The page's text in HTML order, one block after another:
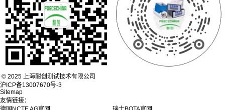
© 2025 上海耐创测试技术有限公司
沪ICP备13007670号-3
Sitemap
友情链接：